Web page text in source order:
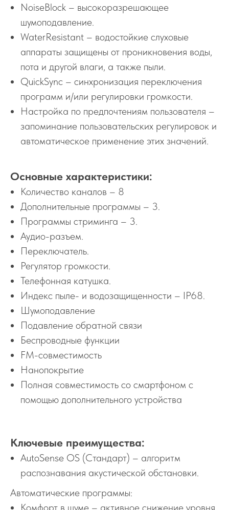
NoiseBlock – высокоразрешающее
шумоподавление.
WaterResistant – водостойкие слуховые
аппараты защищены от проникновения воды,
пота и другой влаги, а также пыли.
QuickSync – синхронизация переключения
программ и/или регулировки громкости.
Настройка по предпочтениям пользователя –
запоминание пользовательских регулировок и
автоматическое применение этих значений.
Основные характеристики:
Количество каналов – 8
Дополнительные программы – 3.
Программы стриминга – 3.
Аудио-разъем.
Переключатель.
Регулятор громкости.
Телефонная катушка.
Индекс пыле- и водозащищенности – IP68.
Шумоподавление
Подавление обратной связи
Беспроводные функции
FM-совместимость
Нанопокрытие
Полная совместимость со смартфоном с
помощью дополнительного устройства
Ключевые преимущества:
AutoSense OS (Стандарт) – алгоритм
распознавания акустической обстановки.
Автоматические программы:
Комфорт в шуме – активное снижение уровня